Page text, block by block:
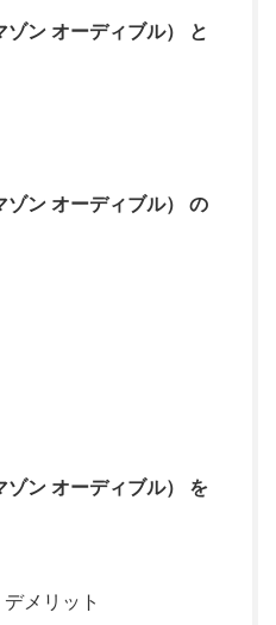
ン オーディブル） と
ン オーディブル） の
ン オーディブル） を
メリット